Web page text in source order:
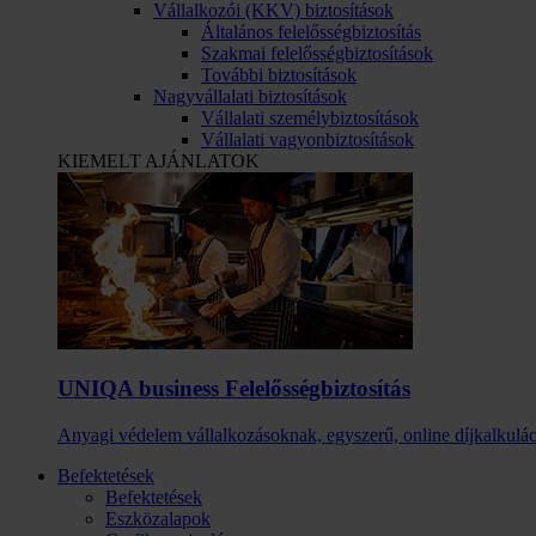
Vállalkozói (KKV) biztosítások
Általános felelősségbiztosítás
Szakmai felelősségbiztosítások
További biztosítások
Nagyvállalati biztosítások
Vállalati személybiztosítások
Vállalati vagyonbiztosítások
KIEMELT AJÁNLATOK
UNIQA business Felelősség­biztosítás
Anyagi védelem vállalkozásoknak, egyszerű, online
Befektetések
Befektetések
Eszközalapok